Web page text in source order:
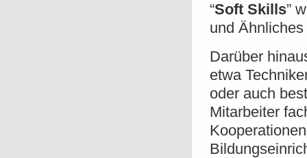
“Soft Skills”
und
Darüber
etwa
oder auch
Mitarbeiter